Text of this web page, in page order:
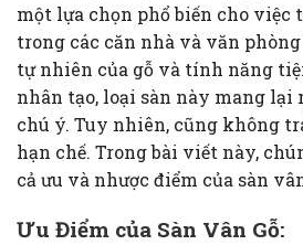
một lựa chọn phổ biến cho
trong các căn nhà và văn
tự nhiên của gỗ và tính năng
nhân tạo, loại sàn này mang lại
chú ý. Tuy nhiên, cũng không
hạn chế. Trong bài viết này,
cả ưu và nhược điểm của sàn
Ưu Điểm của Sàn Vân Gỗ: